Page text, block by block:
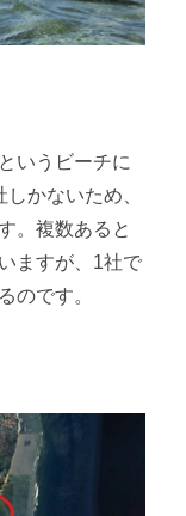
いうビーチに
かないため、
。複数あると
ますが、1社で
のです。